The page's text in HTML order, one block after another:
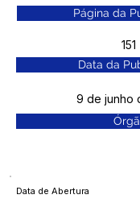
Página da
151
Data da
9 de junho
Data de Abertura